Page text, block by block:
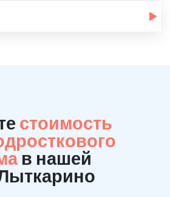
стоимость
в нашей